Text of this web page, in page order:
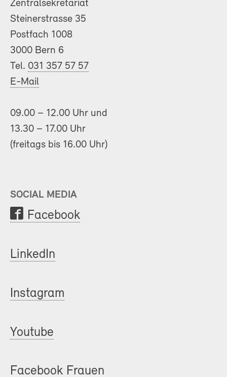
Zentralsekretariat
Steinerstrasse 35
Postfach 1008
3000 Bern 6
Tel. 031 357 57 57
E-Mail
09.00 – 12.00 Uhr und
13.30 – 17.00 Uhr
(freitags bis 16.00 Uhr)
SOCIAL MEDIA
Facebook
LinkedIn
Instagram
Youtube
Facebook Frauen